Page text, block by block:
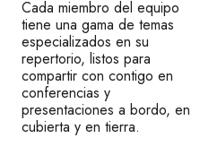
Cada miembro del equipo
tiene una gama de temas
especializados en su
repertorio, listos para
compartir con contigo en
conferencias y
presentaciones a bordo, en
cubierta y en tierra.